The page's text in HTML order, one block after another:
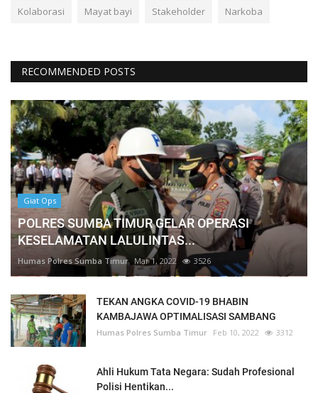
Kolaborasi Mayat bayi Stakeholder Narkoba
RECOMMENDED POSTS
Giat Ops
POLRES SUMBA TIMUR GELAR OPERASI
KESELAMATAN LALULINTAS...
Humas Polres Sumba Timur Mar 1, 2022 3526
TEKAN ANGKA COVID-19 BHABIN
KAMBAJAWA OPTIMALISASI SAMBANG
Humas Polres Sumba Timur Feb 10, 2022 3312
Ahli Hukum Tata Negara: Sudah Profesional
Polisi Hentikan...